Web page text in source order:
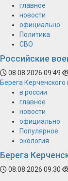
главное
новости
официально
Политика
СВО
Российские
08.08.2026 09:49
Берега
в россии
главное
новости
официально
Популярное
экология
Берега
08.08.2026 09:30